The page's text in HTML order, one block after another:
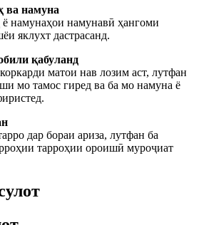
ва намуна
ё намунаҳои намунавӣ ҳангоми
яклухт дастрасанд.
қабуланд
матои нав лозим аст, лутфан
мо тамос гиред ва ба мо намуна ё
дар бораи ариза, лутфан ба
тарроҳии ороишӣ муроҷиат